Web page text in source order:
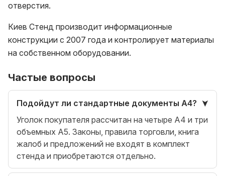
отверстия.
Киев Стенд производит информационные
конструкции с 2007 года и контролирует материалы
на собственном оборудовании.
Частые вопросы
Подойдут ли стандартные документы A4?
Уголок покупателя рассчитан на четыре A4 и три
объемных A5. Законы, правила торговли, книга
жалоб и предложений не входят в комплект
стенда и приобретаются отдельно.